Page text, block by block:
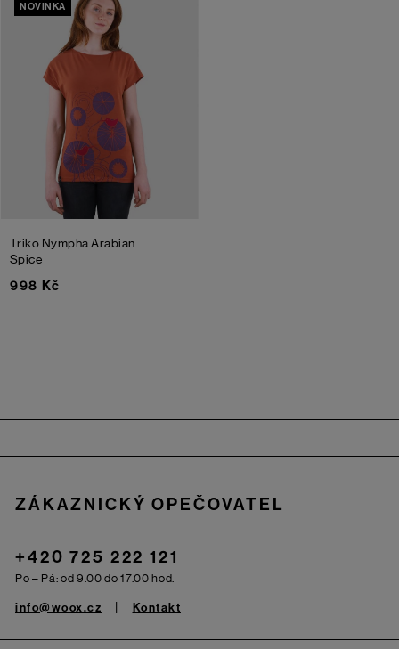
NOVINKA
Triko NymphaArabian
Spice
998 Kč
ZÁKAZNICKÝ OPEČOVATEL
+420 725 222 121
Po – Pá: od 9.00 do 17.00 hod.
info@woox.cz Kontakt